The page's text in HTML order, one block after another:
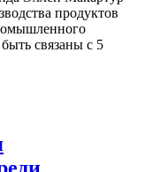
продуктов
связаны с 5